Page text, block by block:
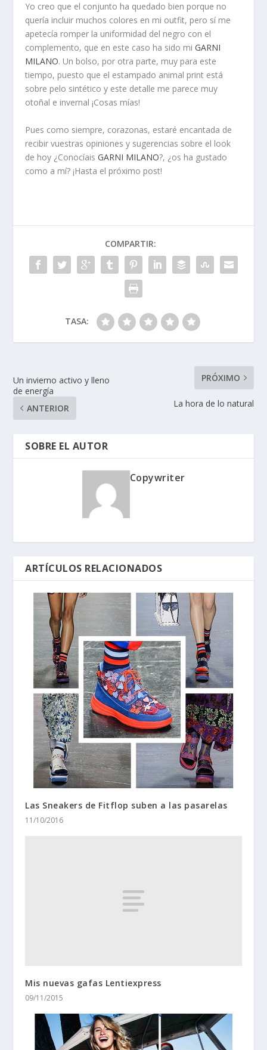
Yo creo que el conjunto ha quedado bien porque no
quería incluir muchos colores en mi outfit, pero sí me
apetecía romper la uniformidad del negro con el
complemento, que en este caso ha sido miGARNI
MILANO. Un bolso, por otra parte, muy para este
tiempo, puesto que el estampado animal print está
sobre pelo sintético y este detalle me parece muy
otoñal e invernal ¡Cosas mías!
Pues como siempre, corazonas, estaré encantada de
recibir vuestras opiniones y sugerencias sobre el look
de hoy ¿ConocíaisGARNI MILANO?, ¿os ha gustado
como a mí? ¡Hasta el próximo post!
COMPARTIR:
TASA:
Un invierno activo y lleno
de energía
ANTERIOR
PRÓXIMO
La hora de lo natural
SOBRE EL AUTOR
Copywriter
ARTÍCULOS RELACIONADOS
Las Sneakers de Fitflop suben a las pasarelas
11/10/2016
Mis nuevas gafas Lentiexpress
09/11/2015